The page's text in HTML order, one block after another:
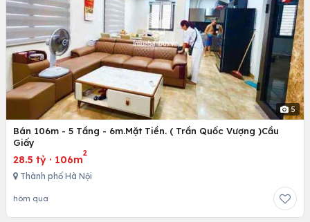
5
Bán 106m - 5 Tầng - 6m.Mặt Tiền. ( Trần Quốc Vượng )Cầu
Giấy
28.5 tỷ · 106m
2
Thành phố Hà Nội
hôm qua